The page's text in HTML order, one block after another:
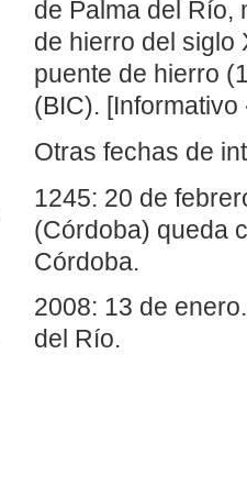
de Palma del Río,
de hierro del siglo
puente de hierro
(BIC).
Otras fechas de
1245: 20 de
(Córdoba) queda
Córdoba.
2008: 13 de
del Río.